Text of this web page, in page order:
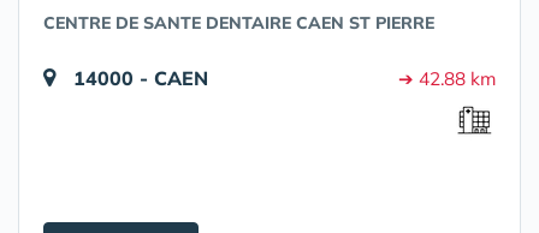
CENTRE DE SANTE DENTAIRE CAEN ST PIERRE
14000 - CAEN ➔ 42.88 km